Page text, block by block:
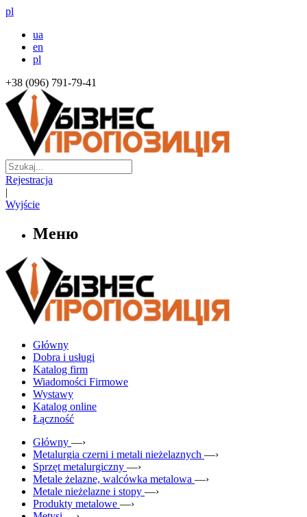
pl
ua
en
pl
+38 (096) 791-79-41
Rejestracja
|
Wyjście
Меню
Główny
Dobra i usługi
Katalog firm
Wiadomości Firmowe
Wystawy
Katalog online
Łączność
Główny —›
Metalurgia czerni i metali nieżelaznych —›
Sprzęt metalurgiczny —›
Metale żelazne, walcówka metalowa —›
Metale nieżelazne i stopy —›
Produkty metalowe —›